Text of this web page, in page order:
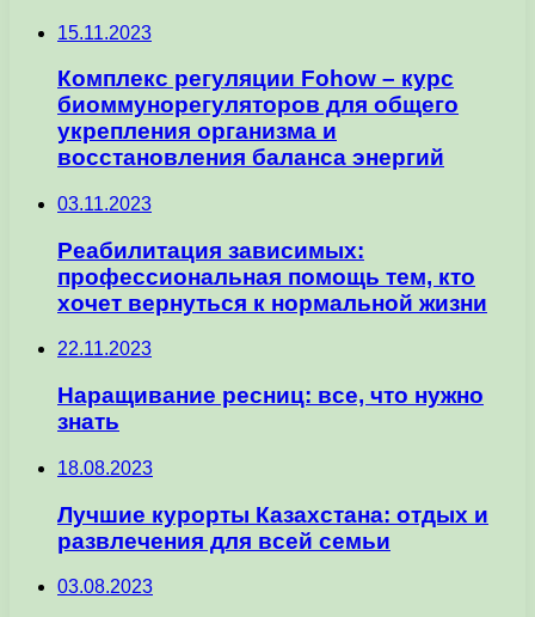
15.11.2023
Комплекс регуляции Fohow – курс
биоммунорегуляторов для общего
укрепления организма и
восстановления баланса энергий
03.11.2023
Реабилитация зависимых:
профессиональная помощь тем, кто
хочет вернуться к нормальной жизни
22.11.2023
Наращивание ресниц: все, что нужно
знать
18.08.2023
Лучшие курорты Казахстана: отдых и
развлечения для всей семьи
03.08.2023